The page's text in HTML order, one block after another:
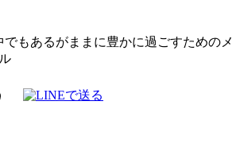
でもあるがままに豊かに過ごすためのメ